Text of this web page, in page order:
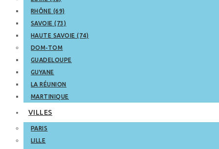
RHÔNE (69)
SAVOIE (73)
HAUTE SAVOIE (74)
DOM-TOM
GUADELOUPE
GUYANE
LA RÉUNION
MARTINIQUE
VILLES
PARIS
LILLE